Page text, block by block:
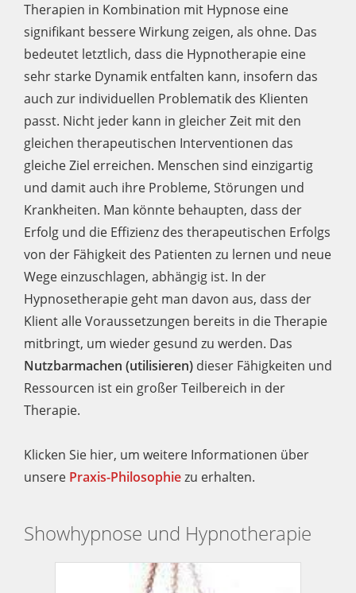
Therapien in Kombination mit Hypnose eine
signifikant bessere Wirkung zeigen, als ohne. Das
bedeutet letztlich, dass die Hypnotherapie eine
sehr starke Dynamik entfalten kann, insofern das
auch zur individuellen Problematik des Klienten
passt. Nicht jeder kann in gleicher Zeit mit den
gleichen therapeutischen Interventionen das
gleiche Ziel erreichen. Menschen sind einzigartig
und damit auch ihre Probleme, Störungen und
Krankheiten. Man könnte behaupten, dass der
Erfolg und die Effizienz des therapeutischen Erfolgs
von der Fähigkeit des Patienten zu lernen und neue
Wege einzuschlagen, abhängig ist. In der
Hypnosetherapie geht man davon aus, dass der
Klient alle Voraussetzungen bereits in die Therapie
mitbringt, um wieder gesund zu werden. Das
Nutzbarmachen (utilisieren) dieser Fähigkeiten und
Ressourcen ist ein großer Teilbereich in der
Therapie.
Klicken Sie hier, um weitere Informationen über
unsere Praxis-Philosophiezu erhalten.
Showhypnose und Hypnotherapie